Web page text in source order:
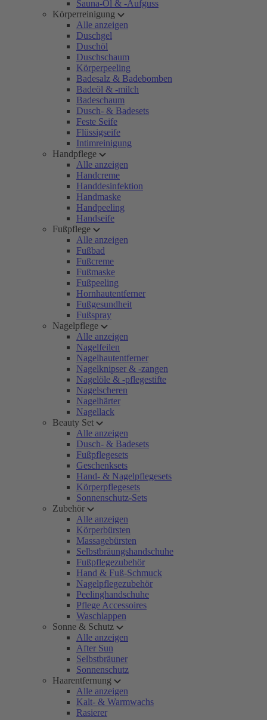
Sauna-Öl & -Aufguss
Körperreinigung
Alle anzeigen
Duschgel
Duschöl
Duschschaum
Körperpeeling
Badesalz & Badebomben
Badeöl & -milch
Badeschaum
Dusch- & Badesets
Feste Seife
Flüssigseife
Intimreinigung
Handpflege
Alle anzeigen
Handcreme
Handdesinfektion
Handmaske
Handpeeling
Handseife
Fußpflege
Alle anzeigen
Fußbad
Fußcreme
Fußmaske
Fußpeeling
Hornhautentferner
Fußgesundheit
Fußspray
Nagelpflege
Alle anzeigen
Nagelfeilen
Nagelhautentferner
Nagelknipser & -zangen
Nagelöle & -pflegestifte
Nagelscheren
Nagelhärter
Nagellack
Beauty Set
Alle anzeigen
Dusch- & Badesets
Fußpflegesets
Geschenksets
Hand- & Nagelpflegesets
Körperpflegesets
Sonnenschutz-Sets
Zubehör
Alle anzeigen
Körperbürsten
Massagebürsten
Selbstbräungshandschuhe
Fußpflegezubehör
Hand & Fuß-Schmuck
Nagelpflegezubehör
Peelinghandschuhe
Pflege Accessoires
Waschlappen
Sonne & Schutz
Alle anzeigen
After Sun
Selbstbräuner
Sonnenschutz
Haarentfernung
Alle anzeigen
Kalt- & Warmwachs
Rasierer